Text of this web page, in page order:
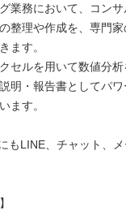
業務において、コン
整理や作成を、専門
ます。
セルを用いて数値分
明・報告書としてパワ
ます。
もLINE、チャット、メ